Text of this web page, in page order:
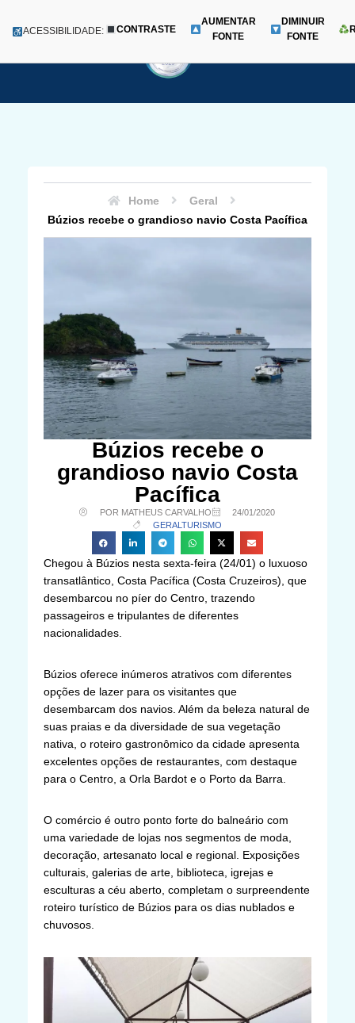
para
Menu
ACESSIBILIDADE: CONTRASTE
AUMENTAR
FONTE
DIMINUIR
FONTE
Home
Geral
Búzios recebe o grandioso navio Costa Pacífica
Búzios recebe o
grandioso navio Costa
Pacífica
POR MATHEUS CARVALHO
24/01/2020
GERALTURISMO
Chegou à Búzios nesta sexta-feira (24/01) o luxuoso
transatlântico, Costa Pacífica (Costa Cruzeiros), que
desembarcou no píer do Centro, trazendo
passageiros e tripulantes de diferentes
nacionalidades.
Búzios oferece inúmeros atrativos com diferentes
opções de lazer para os visitantes que
desembarcam dos navios. Além da beleza natural de
suas praias e da diversidade de sua vegetação
nativa, o roteiro gastronômico da cidade apresenta
excelentes opções de restaurantes, com destaque
para o Centro, a Orla Bardot e o Porto da Barra.
O comércio é outro ponto forte do balneário com
uma variedade de lojas nos segmentos de moda,
decoração, artesanato local e regional. Exposições
culturais, galerias de arte, biblioteca, igrejas e
esculturas a céu aberto, completam o surpreendente
roteiro turístico de Búzios para os dias nublados e
chuvosos.